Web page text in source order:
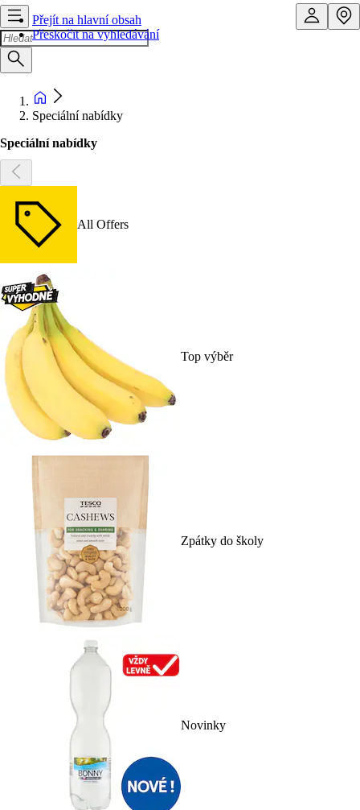
Přejít na hlavní obsah
Přeskočit na vyhledávání
Speciální nabídky
Speciální nabídky
All Offers
Top výběr
Zpátky do školy
Novinky